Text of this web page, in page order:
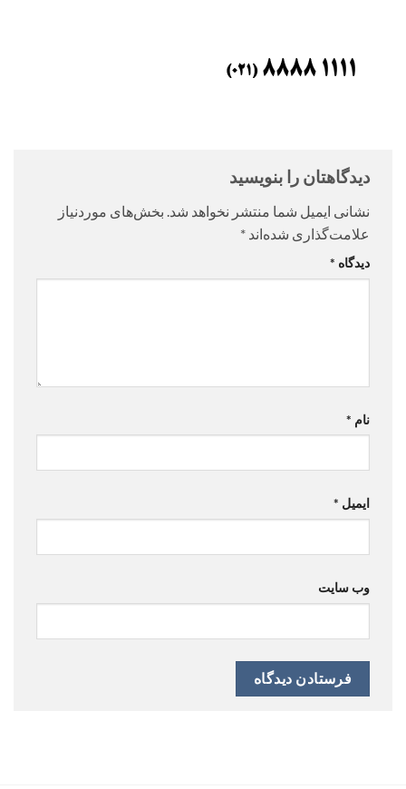
دیدگاهتان را بنویسید
نشانی ایمیل شما منتشر نخواهد شد. بخش‌های موردنیاز
علامت‌گذاری شده‌اند *
دیدگاه *
نام *
ایمیل *
وب‌ سایت